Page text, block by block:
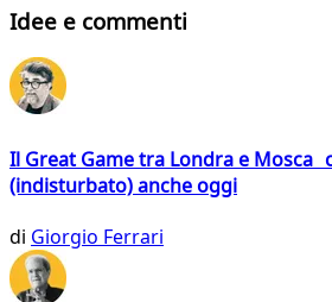
Idee e commenti
Il Great Game tra Londra e Mosca
(indisturbato) anche oggi
di Giorgio Ferrari